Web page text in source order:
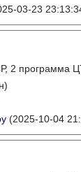
03-23
2 программа
(2025-10-04